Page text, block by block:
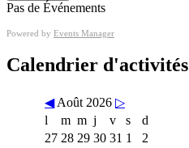
Pas de Événements
Powered by Events Manager
Calendrier d'activités
◀ Août 2026 ▷
l
m m j v s
d
27 28 29 30 31 1
2